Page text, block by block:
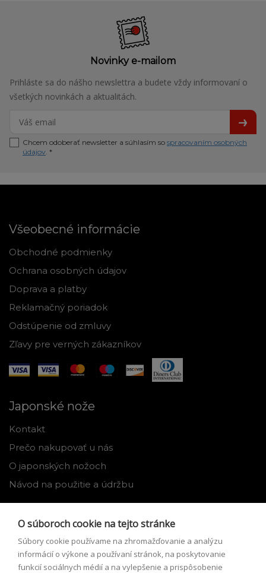
Novinky e-mailom
Prihláste sa do nášho newslettra a budete vždy informovaní o
všetkých novinkách a aktualitách.
Chcem odoberať newsletter a súhlasím so spracovaním osobných
údajov. *
Všeobecné informácie
Obchodné podmienky
Ochrana osobných údajov
Doprava a platby
Reklamačný poriadok
Odstúpenie od zmluvy
Zľavy pre verných zákazníkov
Japonské nože
Kontakt
Prečo nakupovať u nás
O japonských nožoch
Návod na použitie a údržbu
Môj profil
Zabudnuté heslo
O súboroch cookie na tejto stránke
Súbory cookie používame na zhromažďovanie a analýzu
informácií o výkone a používaní stránok, na poskytovanie
funkcií sociálnych médií a na vylepšenie a prispôsobenie